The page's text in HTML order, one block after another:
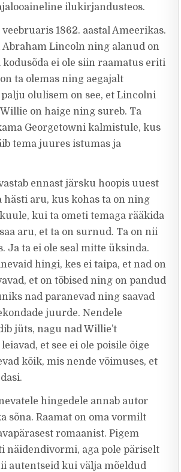
ilukirjandusteos.
1862. aastal Ameerikas.
Abraham Lincoln ning alanud on
kodusõda ei ole siin raamatus eriti
ta olemas ning aegajalt
olulisem on see, et Lincolni
Willie on haige ning sureb. Ta
Georgetowni kalmistule, kus
tema juures istumas ja
ennast järsku hoopis uuest
hästi aru, kus kohas ta on ning
kui ta ometi temaga rääkida
aru, et ta on surnud. Ta on nii
Ja ta ei ole seal mitte üksinda.
hingi, kes ei taipa, et nad on
et on tõbised ning on pandud
nad paranevad ning saavad
juurde. Nendele
jüts, nagu nad Willie’t
et see ei ole poisile õige
kõik, mis nende võimuses, et
hingedele annab autor
sõna. Raamat on oma vormilt
romaanist. Pigem
näidendivormi, aga pole päriselt
autentseid kui välja mõeldud